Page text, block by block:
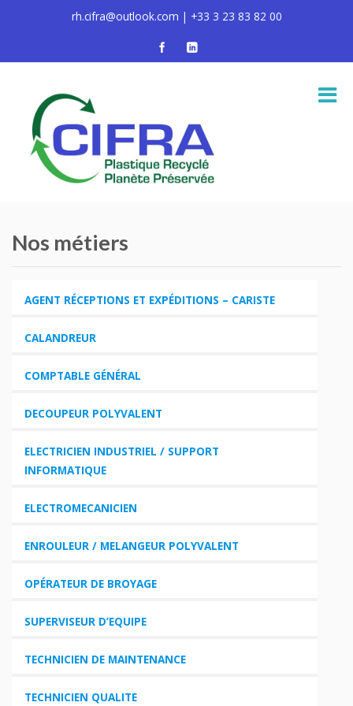
rh.cifra@outlook.com | +33 3 23 83 82 00
Nos métiers
AGENT RÉCEPTIONS ET EXPÉDITIONS – CARISTE
CALANDREUR
COMPTABLE GÉNÉRAL
DECOUPEUR POLYVALENT
ELECTRICIEN INDUSTRIEL / SUPPORT
INFORMATIQUE
ELECTROMECANICIEN
ENROULEUR / MELANGEUR POLYVALENT
OPÉRATEUR DE BROYAGE
SUPERVISEUR D’EQUIPE
TECHNICIEN DE MAINTENANCE
TECHNICIEN QUALITE